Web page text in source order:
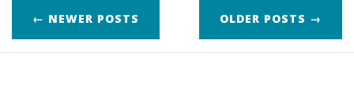
← NEWER POSTS OLDER POSTS →